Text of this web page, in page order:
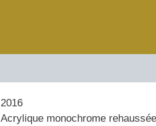
2016
Acrylique monochrome